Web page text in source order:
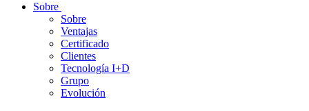
Sobre
Sobre
Ventajas
Certificado
Clientes
Tecnología I+D
Grupo
Evolución